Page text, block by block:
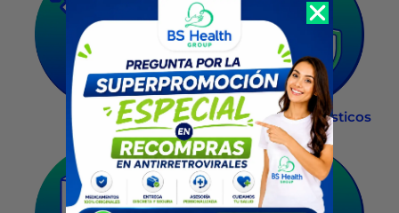
Salud Sexual Exámenes diagnósticos
Recompra